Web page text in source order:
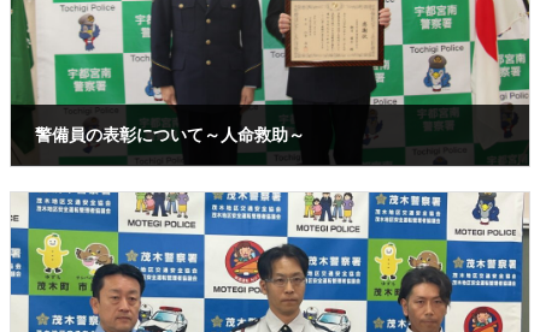
警備員の表彰について～人命救助～